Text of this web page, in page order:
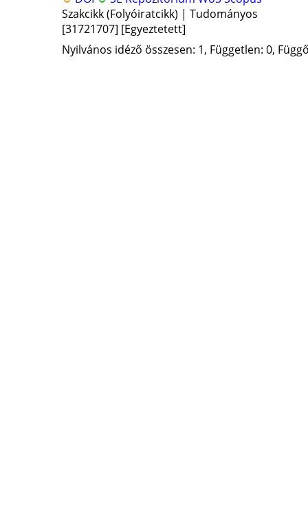
Szakcikk (Folyóiratcikk) | Tudományos
[31721707] [Egyeztetett]
Nyilvános idéző összesen: 1, Független: 0,